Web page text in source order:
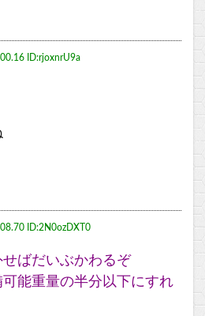
ID:rjoxnrU9a
ID:2N0ozDXT0
ばだいぶかわるぞ
能重量の半分以下にすれ